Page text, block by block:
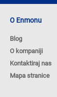
O Enmonu
Blog
O kompaniji
Kontaktiraj nas
Mapa stranice